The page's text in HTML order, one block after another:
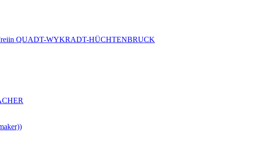
QUADT-WYKRADT-HÜCHTENBRUCK